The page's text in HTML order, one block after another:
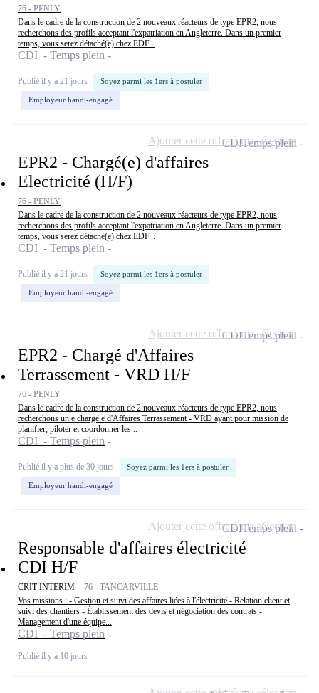
76 - PENLY
Dans le cadre de la construction de 2 nouveaux réacteurs de type EPR2, nous
recherchons des profils acceptant l'expatriation en Angleterre. Dans un premier
temps, vous serez détaché(e) chez EDF...
CDI - Temps plein
Publié il y a 21 jours Soyez parmi les 1ers à postuler
Employeur handi-engagé
EPR2 - Chargé(e) d'affaires
Electricité (H/F)
76 - PENLY
Dans le cadre de la construction de 2 nouveaux réacteurs de type EPR2, nous
recherchons des profils acceptant l'expatriation en Angleterre. Dans un premier
temps, vous serez détaché(e) chez EDF...
CDI - Temps plein
Publié il y a 21 jours Soyez parmi les 1ers à postuler
Employeur handi-engagé
CDITemps plein
Ajouter cette offre à ma sélection
EPR2 - Chargé d'Affaires
Terrassement - VRD H/F
76 - PENLY
Dans le cadre de la construction de 2 nouveaux réacteurs de type EPR2, nous
recherchons un.e chargé.e d'Affaires Terrassement - VRD ayant pour mission de
planifier, piloter et coordonner les...
CDI - Temps plein
Publié il y a plus de 30 jours Soyez parmi les 1ers à postuler
Employeur handi-engagé
CDITemps plein
Ajouter cette offre à ma sélection
Responsable d'affaires électricité
CDI H/F
CRIT INTERIM - 76 - TANCARVILLE
Vos missions : - Gestion et suivi des affaires liées à l'électricité - Relation client et
suivi des chantiers - Établissement des devis et négociation des contrats -
Management d'une équipe...
CDI - Temps plein
Publié il y a 10 jours
CDITemps plein
Ajouter cette offre à ma sélection